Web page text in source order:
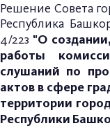
Решение Совета
Республика
4/22з "О
работы
слушаний по
актов в сфере
территории
Республики